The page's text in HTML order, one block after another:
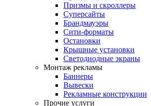
Призмы и скроллеры
Суперсайты
Брандмауэры
Сити-форматы
Остановки
Крышные установки
Светодиодные экраны
Монтаж рекламы
Баннеры
Вывески
Рекламные конструкции
Прочие услуги